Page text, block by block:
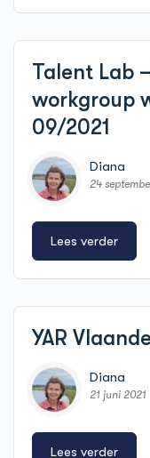
Talent Lab
workgroup
09/2021
Diana
24
Lees verder
YAR
Diana
21 juni 2021
Lees verder